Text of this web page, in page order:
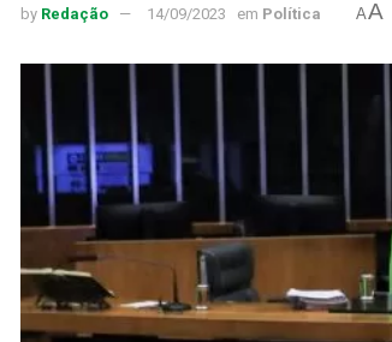
by Redação 14/09/2023 em Política AA